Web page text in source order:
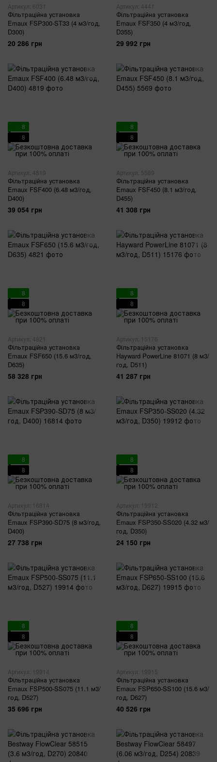
Артикул: 6031
Фільтраційна установка
Emaux FSP300-ST33 (4 м3/год,
D300)
20 286 грн
Артикул: 4441
Фільтраційна установка
Emaux FSF350 (4 м3/год,
D355)
29 992 грн
8
8
Артикул: 4819
Фільтраційна установка
Emaux FSF400 (6.48 м3/год,
D400)
39 054 грн
8
8
Артикул: 5569
Фільтраційна установка
Emaux FSF450 (8.1 м3/год,
D455)
41 308 грн
8
8
Артикул: 4821
Фільтраційна установка
Emaux FSF650 (15.6 м3/год,
D635)
58 328 грн
8
8
Артикул: 15176
Фільтраційна установка
Hayward PowerLine 81071 (8 м3/
год, D511)
41 287 грн
8
8
Артикул: 16814
Фільтраційна установка
Emaux FSP390-SD75 (8 м3/год,
D400)
27 738 грн
8
8
Артикул: 19912
Фільтраційна установка
Emaux FSP350-SS020 (4.32 м3/
год, D350)
24 150 грн
8
8
Артикул: 19914
Фільтраційна установка
Emaux FSP500-SS075 (11.1 м3/
год, D527)
35 696 грн
8
8
Артикул: 19915
Фільтраційна установка
Emaux FSP650-SS100 (15.6 м3/
год, D627)
40 526 грн